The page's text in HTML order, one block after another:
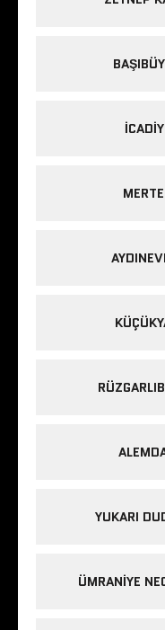
YUKARI
ÜMRANIYE